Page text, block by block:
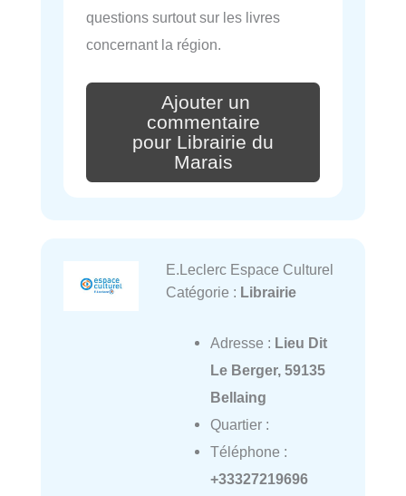
questions surtout sur les livres
concernant la région.
Ajouter un
commentaire
pour Librairie du
Marais
E.Leclerc Espace Culturel
Catégorie : Librairie
Adresse : Lieu Dit
Le Berger, 59135
Bellaing
Quartier :
Téléphone :
+33327219696